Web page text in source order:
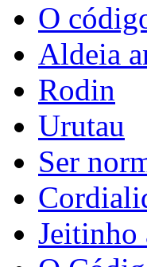
O
Aldeia
Rodin
Urutau
Ser
Jeitinho